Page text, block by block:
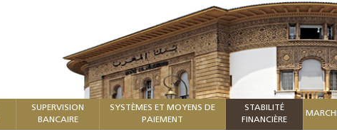
SUPERVISION
BANCAIRE
SYSTÈMES ET MOYENS DE
PAIEMENT
STABILITÉ
FINANCIÈRE